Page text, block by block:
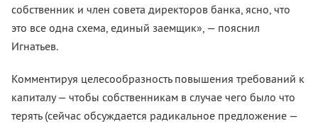
собственник и член совета директоров банка, ясно, что
это все одна схема, единый заемщик», — пояснил
Игнатьев.
Комментируя целесообразность повышения требований к
капиталу — чтобы собственникам в случае чего было что
терять (сейчас обсуждается радикальное предложение —